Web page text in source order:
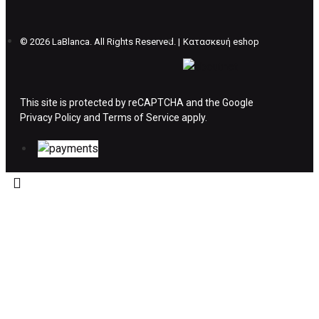
ΔΙΚΑΙΩΜΑ ΥΠΑΝΑΧΩΡΗΣΗΣ-ΕΠΙΣΤΡΟΦΗ
Η επιστροφή χρημάτων ακολουθείται στις
Το προϊόν θα πρέπει να βρίσκεται στην αρχική
© 2026 LaBlanca. All Rights Reserved. | Κατασκευή eshop
This site is protected by reCAPTCHA and the Google
Privacy Policyand Terms of Service apply.